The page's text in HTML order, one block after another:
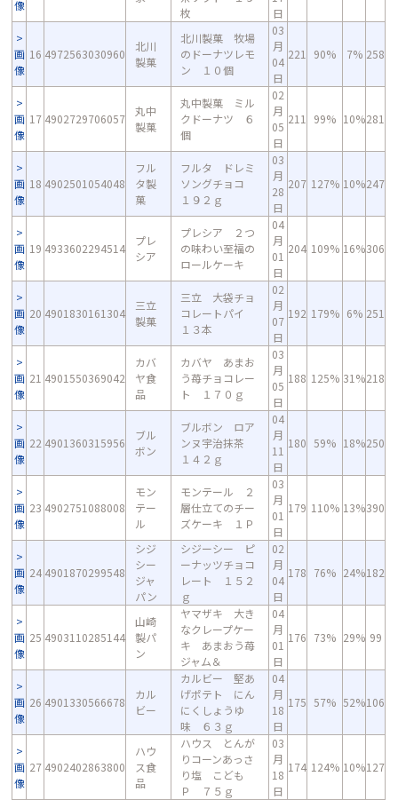
像
枚
日
画
像
16 4972563030960
北川
製菓
北川製菓 牧場
のドーナツレモ
ン １０個
03
月
04
日
221 90% 7% 258
画
像
17 4902729706057
丸中
製菓
丸中製菓 ミル
クドーナツ ６
個
02
月
05
日
211 99% 10%281
画
像
18 4902501054048
フル
タ製
菓
フルタ ドレミ
ソングチョコ
１９２ｇ
03
月
28
日
207 127% 10%247
画
像
19 4933602294514
プレ
シア
プレシア ２つ
の味わい至福の
ロールケーキ
04
月
01
日
204 109% 16%306
画
像
20 4901830161304
三立
製菓
三立 大袋チョ
コレートパイ
１３本
02
月
07
日
192 179% 6% 251
画
像
21 4901550369042
カバ
ヤ食
品
カバヤ あまお
う苺チョコレー
ト １７０ｇ
03
月
05
日
188 125% 31%218
画
像
22 4901360315956
ブル
ボン
ブルボン ロア
ンヌ宇治抹茶
１４２ｇ
04
月
11
日
180 59% 18%250
画
像
23 4902751088008
モン
テー
ル
モンテール ２
層仕立てのチー
ズケーキ １Ｐ
03
月
01
日
179 110% 13%390
画
像
24 4901870299548
シジ
シー
ジャ
パン
シジーシー ピ
ーナッツチョコ
レート １５２
ｇ
02
月
04
日
178 76% 24%182
画
像
25 4903110285144
山崎
製パ
ン
ヤマザキ 大き
なクレープケー
キ あまおう苺
ジャム＆
04
月
01
日
176 73% 29% 99
画
像
26 4901330566678
カル
ビー
カルビー 堅あ
げポテト にん
にくしょうゆ
味 ６３ｇ
04
月
18
日
175 57% 52%106
画
像
27 4902402863800
ハウ
ス食
品
ハウス とんが
りコーンあっさ
り塩 こども
Ｐ ７５ｇ
03
月
18
日
174 124% 10%127